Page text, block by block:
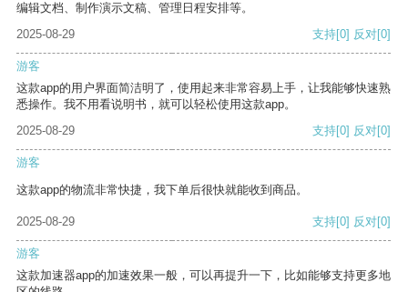
编辑文档、制作演示文稿、管理日程安排等。
2025-08-29
支持[0] 反对[0]
游客
这款app的用户界面简洁明了，使用起来非常容易上手，让我能够快速熟
悉操作。我不用看说明书，就可以轻松使用这款app。
2025-08-29
支持[0] 反对[0]
游客
这款app的物流非常快捷，我下单后很快就能收到商品。
2025-08-29 支持[0] 反对[0]
游客
这款加速器app的加速效果一般，可以再提升一下，比如能够支持更多地